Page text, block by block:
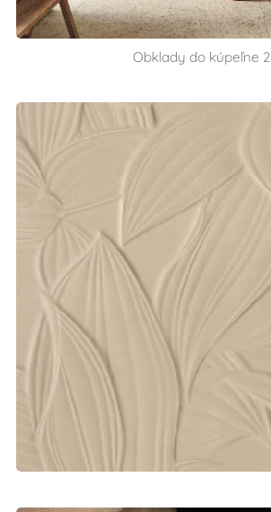
Obklady do kúpeľne 2